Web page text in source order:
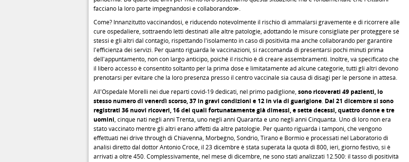
facciano la loro parte impegnandosi e collaborando≫.
Come? Innanzitutto vaccinandosi, e riducendo notevolmente il rischio di ammalarsi gravemente e di ricorrere alle
cure ospedaliere, sottraendo letti destinati alle altre patologie, adottando le misure consigliate per proteggere sé
stessi e gli altri dal contagio, rispettando l'isolamento in caso di positività ma anche collaborando per garantire
l'efficienza dei servizi. Per quanto riguarda le vaccinazioni, si raccomanda di presentarsi pochi minuti prima
dell'appuntamento, non con largo anticipo, poiché il rischio è di creare assembramenti. Inoltre, va specificato che
il libero accesso è consentito soltanto per la prima dose e limitatamente ad alcune categorie, tutti gli altri devono
prenotarsi per evitare che la loro presenza presso il centro vaccinale sia causa di disagi per le persone in attesa.
All'Ospedale Morelli nei due reparti covid-19 dedicati, nel primo padiglione, sono ricoverati 49 pazienti, lo
stesso numero di venerdì scorso, 37 in gravi condizioni e 12 in via di guarigione. Dal 21 dicembre si sono
registrati 36 nuovi ricoveri, 16 dei quali fortunatamente già dimessi, e sette decessi, quattro donne e tre
uomini, cinque nati negli anni Trenta, uno negli anni Quaranta e uno negli anni Cinquanta. Uno di loro non era
stato vaccinato mentre gli altri erano affetti da altre patologie. Per quanto riguarda i tamponi, che vengono
effettuati nei drive through di Chiavenna, Morbegno, Sondrio, Tirano e Bormio e processati nel Laboratorio di
analisi diretto dal dottor Antonio Croce, il 23 dicembre è stata superata la quota di 800, ieri, giorno festivo, si è
arrivati a oltre 450. Complessivamente, nel mese di dicembre, ne sono stati analizzati 12.500: il tasso di positività